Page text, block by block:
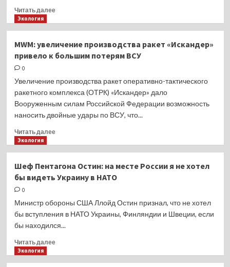
Читать далееПрочитать
Кардашьян
снимется
сезоне
«Американской
истории
ужасов»
Экология
MWM: увеличение производства ракет «Искандер»
привело к большим потерям ВСУ
0
Увеличение производства ракет оперативно-тактического
ракетного комплекса (ОТРК) «Искандер» дало
Вооруженным силам Российской Федерации возможность
наносить двойные удары по ВСУ, что...
Читать далееПрочитать
увеличение
производства
«Искандер»
привело
к большим
потерям
Экология
Шеф Пентагона Остин: на месте России я не хотел
бы видеть Украину в НАТО
0
Министр обороны США Ллойд Остин признал, что не хотел
бы вступления в НАТО Украины, Финляндии и Швеции, если
бы находился...
Читать далееПрочитать
Экология